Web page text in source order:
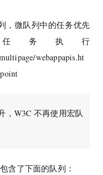
，微队列中的任务优先
务执行
webappapis.ht
，W3C 不再使用宏队
含了下面的队列：